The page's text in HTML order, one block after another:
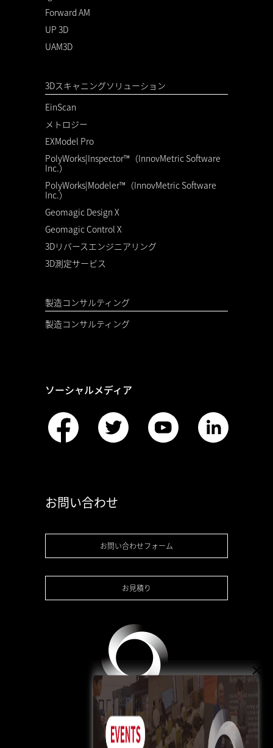
Forward AM
UP 3D
UAM3D
3Dスキャニングソリューション
EinScan
メトロジー
EXModel Pro
PolyWorks|Inspector™（InnovMetric Software
Inc.）
PolyWorks|Modeler™（InnovMetric Software
Inc.）
Geomagic Design X
Geomagic Control X
3Dリバースエンジニアリング
3D測定サービス
製造コンサルティング
製造コンサルティング
ソーシャルメディア
お問い合わせ
お問い合わせフォーム
お見積り